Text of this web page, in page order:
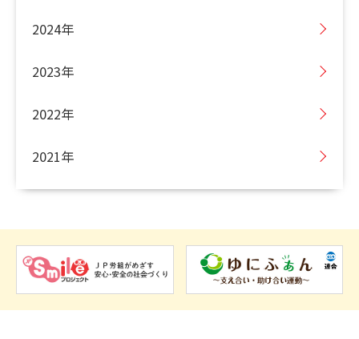
2024年
2023年
2022年
2021年